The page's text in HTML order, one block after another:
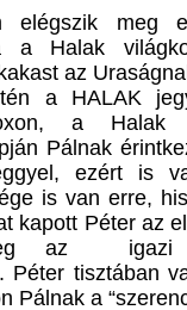
elégszik meg
a Halak
az
a HALAK
a Halak
Pálnak
ezért is
is van erre,
kapott Péter az
az igazi
Péter tisztában
Pálnak a